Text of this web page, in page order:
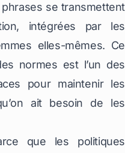
se transmettent
intégrées par les
elles-mêmes. Ce
normes est l’un des
pour maintenir les
ait besoin de les
que les politiques